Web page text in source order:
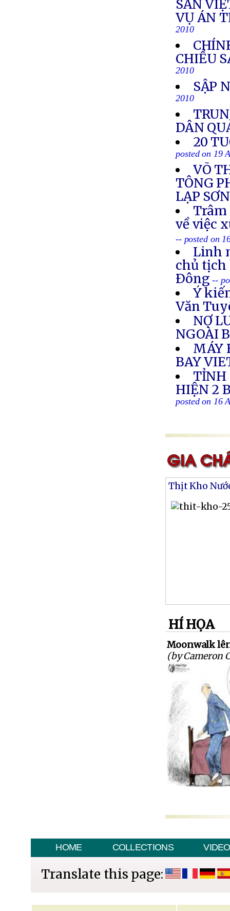
SẢN
VỤ ÁN
2010
CHIỀU
2010
SẬP
2010
DÂN
20
posted on 19
VÕ
TÔNG
LẠP SƠN
Trâm
về việc
-- posted on
Linh
chủ tịch
Ðông --
Ý
Văn
NỢ
NGOÀI
MÁY
BAY
TỈNH
HIỆN 2
posted on 16
Thịt Kho
HÍ HỌA
Moonwalk
(by Cameron
HOME COLLECTIONS VIDEO
Translate this page: